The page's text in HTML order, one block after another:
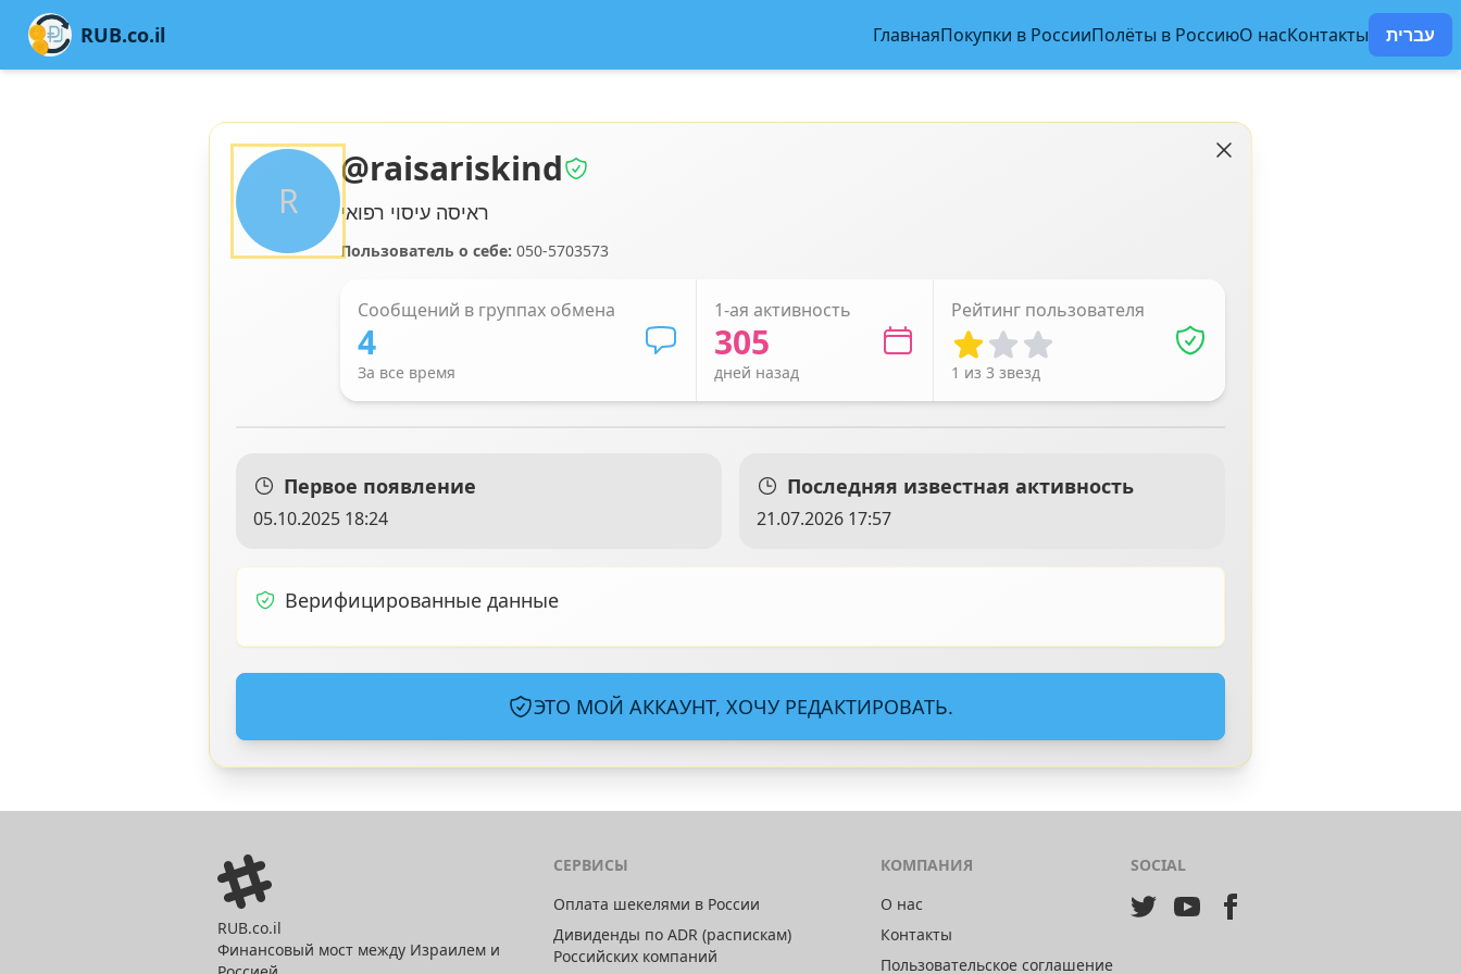
RUB.co.il ГлавнаяПокупки в РоссииПолёты в РоссиюО насКонтакты עברית
R
@raisariskind
ראיסה עיסוי רפואי
Пользователь о себе: 050-5703573
Сообщений в группах обмена
4
За все время
1-ая активность
305
дней назад
Рейтинг пользователя
1 из 3 звезд
Первое появление
05.10.2025 18:24
Последняя известная активность
21.07.2026 17:57
Верифицированные данные
ЭТО МОЙ АККАУНТ, ХОЧУ РЕДАКТИРОВАТЬ.
RUB.co.il
Финансовый мост между Израилем и
СЕРВИСЫ
Оплата шекелями в России
Дивиденды по ADR (распискам)
Российских компаний
КОМПАНИЯ
О нас
Контакты
Пользовательское соглашение
SOCIAL